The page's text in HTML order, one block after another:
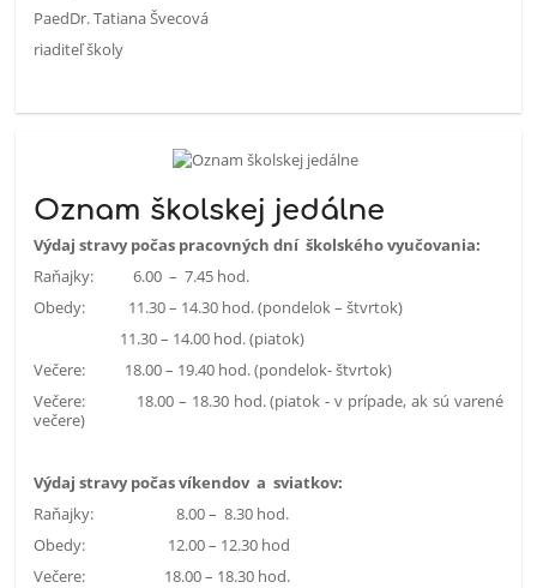
PaedDr. Tatiana Švecová
riaditeľ školy
Oznam školskej jedálne
Výdaj stravy počas pracovných dní školského vyučovania:
Raňajky: 6.00 – 7.45 hod.
Obedy: 11.30 – 14.30 hod. (pondelok – štvrtok)
11.30 – 14.00 hod. (piatok)
Večere: 18.00 – 19.40 hod. (pondelok- štvrtok)
Večere: 18.00 – 18.30 hod. (piatok - v prípade, ak sú varené
večere)
Výdaj stravy počas víkendov a sviatkov:
Raňajky: 8.00 – 8.30 hod.
Obedy: 12.00 – 12.30 hod
Večere: 18.00 – 18.30 hod.